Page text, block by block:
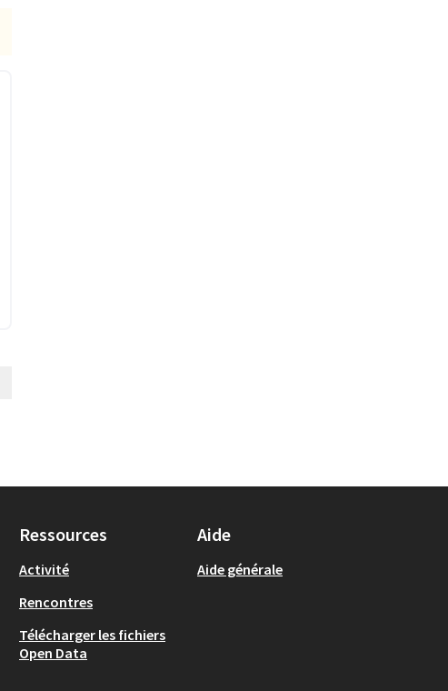
Ressources
Activité
Rencontres
Télécharger les fichiers
Open Data
Aide
Aide générale